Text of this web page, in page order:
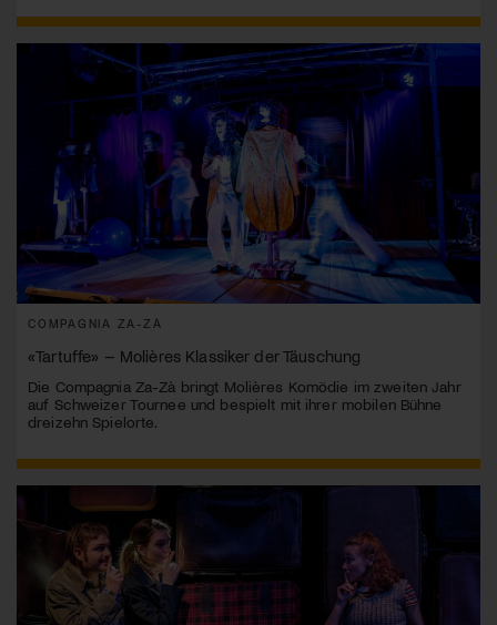
COMPAGNIA ZA-ZÀ
«Tartuffe» – Molières Klassiker der Täuschung
Die Compagnia Za-Zà bringt Molières Komödie im zweiten Jahr
auf Schweizer Tournee und bespielt mit ihrer mobilen Bühne
dreizehn Spielorte.